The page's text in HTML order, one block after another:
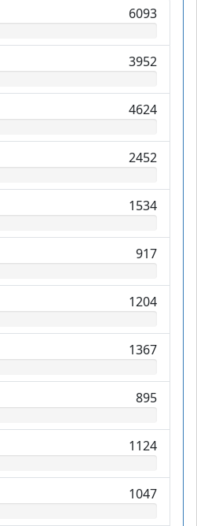
6093
3952
4624
2452
1534
917
1204
1367
895
1124
1047